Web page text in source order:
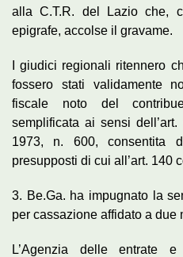
alla C.T.R. del Lazio che,
epigrafe, accolse il gravame.
I giudici regionali ritennero
fossero stati validamente
fiscale noto del
semplificata ai sensi
1973, n. 600, consentita
presupposti di cui all’art. 140
3. Be.Ga. ha impugnato la
per cassazione affidato a due
L’Agenzia delle entrate